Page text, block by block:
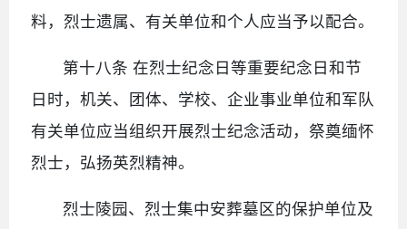
料，烈士遗属、有关单位和个人应当予以配合。
第十八条 在烈士纪念日等重要纪念日和节
日时，机关、团体、学校、企业事业单位和军队
有关单位应当组织开展烈士纪念活动，祭奠缅怀
烈士，弘扬英烈精神。
烈士陵园、烈士集中安葬墓区的保护单位及